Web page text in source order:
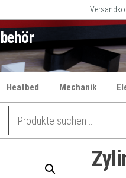
Heatbed Mechanik